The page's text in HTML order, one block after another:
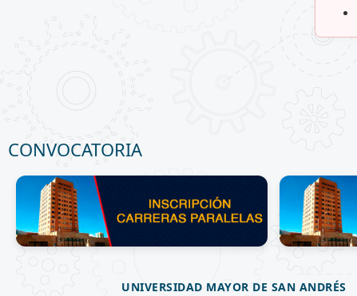
CONVOCATORIA
UNIVERSIDAD MAYOR DE SAN ANDRÉS